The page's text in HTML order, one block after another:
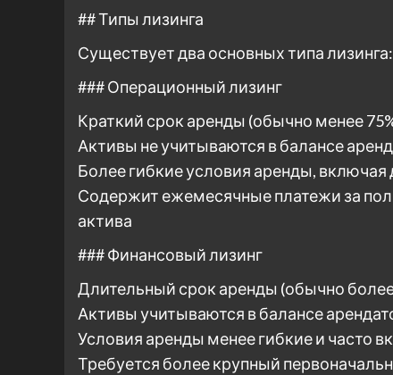
## Типы лизинга
Существует два основных типа лизинга:
### Операционный лизинг
Краткий срок аренды (обычно менее
Активы не учитываются в балансе
Более гибкие условия аренды,
Содержит ежемесячные платежи за
актива
### Финансовый лизинг
Длительный срок аренды (обычно
Активы учитываются в балансе
Условия аренды менее гибкие и часто
Требуется более крупный